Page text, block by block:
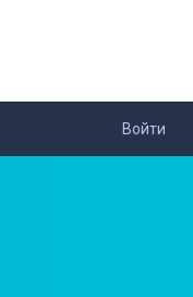
Войти